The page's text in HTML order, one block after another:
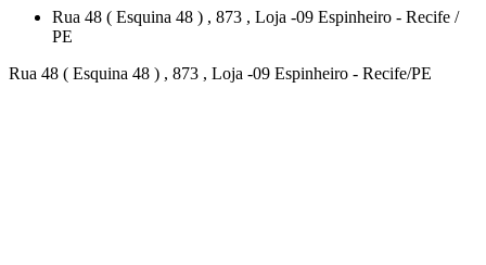
Rua 48 ( Esquina 48 ) , 873 , Loja -09 Espinheiro - Recife /
PE
Rua 48 ( Esquina 48 ) , 873 , Loja -09 Espinheiro - Recife/PE